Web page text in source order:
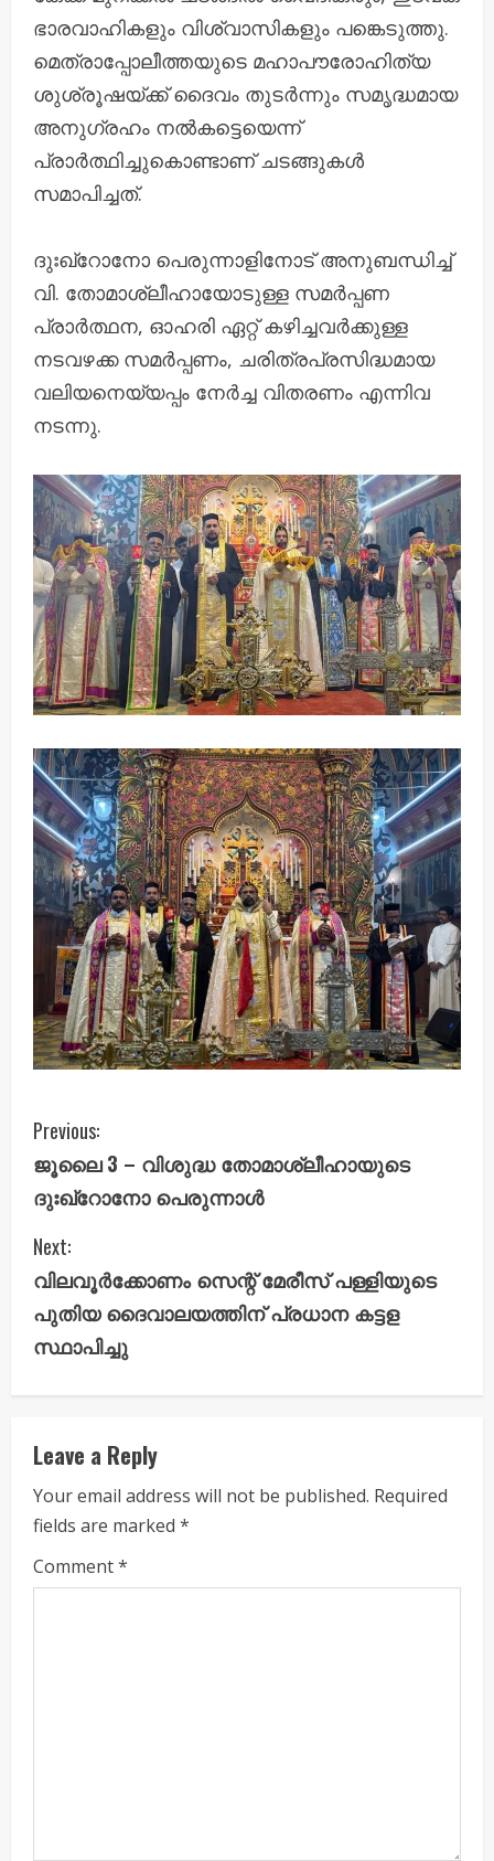
ഭാരവാഹികളും വിശ്വാസികളും പങ്കെടുത്തു.
മെത്രാപ്പോലീത്തയുടെ മഹാപൗരോഹിത്യ
ശുശ്രൂഷയ്ക്ക് ദൈവം തുടർന്നും സമൃദ്ധമായ
അനുഗ്രഹം നൽകട്ടെയെന്ന്
പ്രാർത്ഥിച്ചുകൊണ്ടാണ് ചടങ്ങുകൾ
സമാപിച്ചത്.
ദുഃഖ്റോനോ പെരുന്നാളിനോട് അനുബന്ധിച്ച്
വി. തോമാശ്ലീഹായോടുള്ള സമർപ്പണ
പ്രാർത്ഥന, ഓഹരി ഏറ്റ് കഴിച്ചവർക്കുള്ള
നടവഴക്ക സമർപ്പണം, ചരിത്രപ്രസിദ്ധമായ
വലിയനെയ്യപ്പം നേർച്ച വിതരണം എന്നിവ
നടന്നു.
C
o
n
t
i
n
u
e
R
e
a
Previous:
ജൂലൈ 3 – വിശുദ്ധ തോമാശ്ലീഹായുടെ
ദുഃഖ്റോനോ പെരുന്നാൾ
Next:
വിലവൂർക്കോണം സെന്റ് മേരീസ് പള്ളിയുടെ
പുതിയ ദൈവാലയത്തിന് പ്രധാന കട്ടള
സ്ഥാപിച്ചു
Leave a Reply
Your email address will not be published. Required
fields are marked *
Comment*